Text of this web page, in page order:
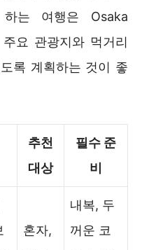
는 여행은 Osaka
요 관광지와 먹거리
록 계획하는 것이 좋
추천
대상
필수 준
비
혼자,
내복, 두
꺼운 코